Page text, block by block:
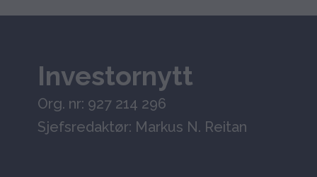
Investornytt
Org. nr: 927 214 296
Sjefsredaktør: Markus N. Reitan